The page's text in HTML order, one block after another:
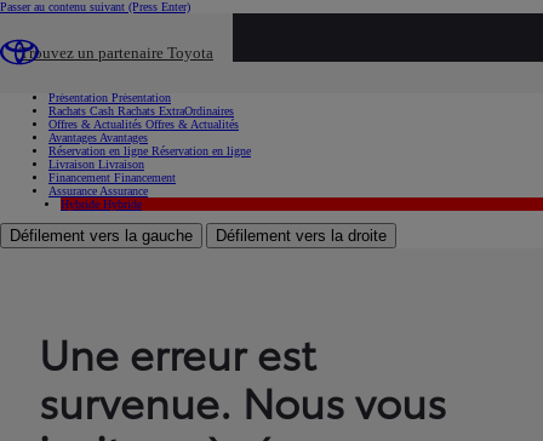
Passer au contenu suivant (Press Enter)
Trouvez un partenaire Toyota
Présentation Présentation
Rachats Cash Rachats ExtraOrdinaires
Offres & Actualités Offres & Actualités
Avantages Avantages
Réservation en ligne Réservation en ligne
Livraison Livraison
Financement Financement
Assurance Assurance
Hybride Hybride
Défilement vers la gauche Défilement vers la droite
Une erreur est
survenue. Nous vous